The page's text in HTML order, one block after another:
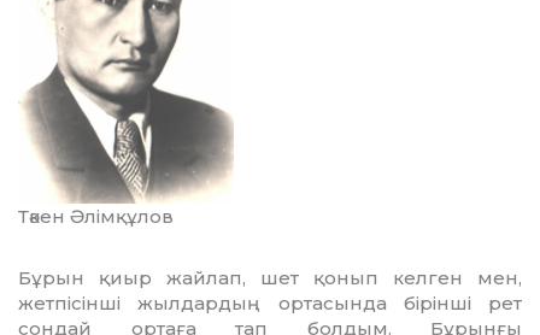
Тәкен Әлімқұлов
Бұрын қиыр жайлап, шет қонып келген мен,
жетпісінші жылдардың ортасында бірінші рет
сондай ортаға тап болдым. Бұрынғы